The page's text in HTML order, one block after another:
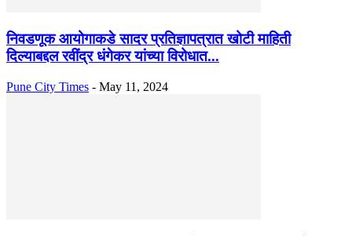
निवडणूक आयोगाकडे सादर प्रतिज्ञापत्रात खोटी माहिती
दिल्याबद्दल रवींद्र धंगेकर यांच्या विरोधात...
Pune City Times - May 11, 2024